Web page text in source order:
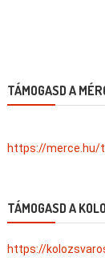
TÁMOGASD A
https://
TÁMOGASD A
https://